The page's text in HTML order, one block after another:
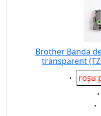
Brother Banda
transparent
roșu